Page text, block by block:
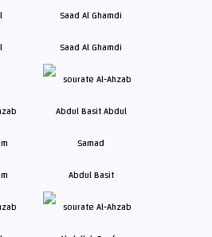
Saad Al Ghamdi
Abdul Basit